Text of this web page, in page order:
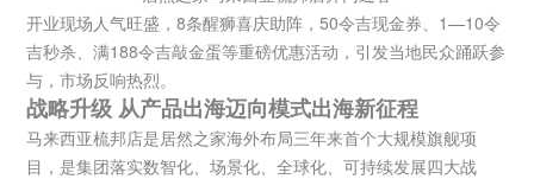
开业现场人气旺盛，8条醒狮喜庆助阵，50令吉现金券、1—10令
吉秒杀、满188令吉敲金蛋等重磅优惠活动，引发当地民众踊跃参
与，市场反响热烈。
战略升级 从产品出海迈向模式出海新征程
马来西亚梳邦店是居然之家海外布局三年来首个大规模旗舰项
目，是集团落实数智化、场景化、全球化、可持续发展四大战